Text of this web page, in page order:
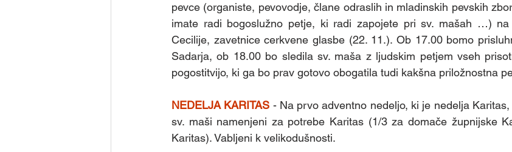
pevce (organiste, pevovodje, člane odraslih in mladinskih pevskih
imate radi bogoslužno petje, ki radi zapojete pri sv. mašah …)
Cecilije, zavetnice cerkvene glasbe (22. 11.). Ob 17.00 bomo
Sadarja, ob 18.00 bo sledila sv. maša z ljudskim petjem vseh
pogostitvijo, ki ga bo prav gotovo obogatila tudi kakšna priložnostna
NEDELJA KARITAS - Na prvo adventno nedeljo, ki je nedelja
sv. maši namenjeni za potrebe Karitas (1/3 za domače župnijske
Karitas). Vabljeni k velikodušnosti.